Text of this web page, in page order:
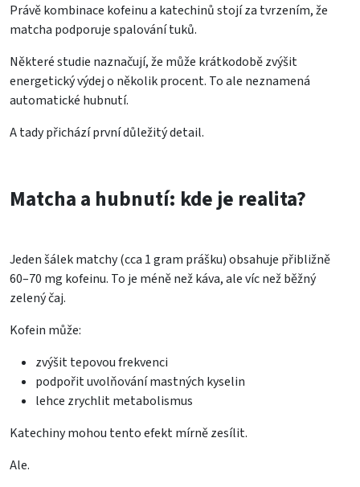
Právě kombinace kofeinu a katechinů stojí za tvrzením, že
matcha podporuje spalování tuků.
Některé studie naznačují, že může krátkodobě zvýšit
energetický výdej o několik procent. To ale neznamená
automatické hubnutí.
A tady přichází první důležitý detail.
Matcha a hubnutí: kde je realita?
Jeden šálek matchy (cca 1 gram prášku) obsahuje přibližně
60–70 mg kofeinu. To je méně než káva, ale víc než běžný
zelený čaj.
Kofein může:
zvýšit tepovou frekvenci
podpořit uvolňování mastných kyselin
lehce zrychlit metabolismus
Katechiny mohou tento efekt mírně zesílit.
Ale.